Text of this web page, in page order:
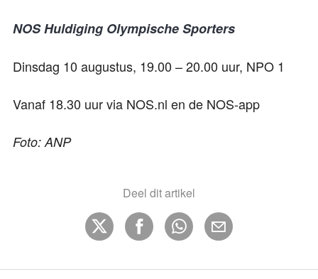
NOS Huldiging Olympische Sporters
Dinsdag 10 augustus, 19.00 – 20.00 uur, NPO 1
Vanaf 18.30 uur via NOS.nl en de NOS-app
Foto: ANP
Deel dit artikel